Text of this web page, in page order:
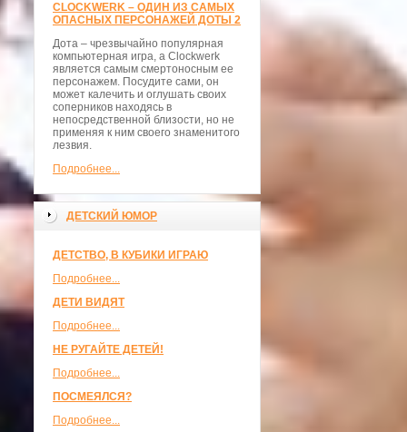
CLOCKWERK – ОДИН ИЗ САМЫХ
ОПАСНЫХ ПЕРСОНАЖЕЙ ДОТЫ 2
Дота – чрезвычайно популярная
компьютерная игра, а Clockwerk
является самым смертоносным ее
персонажем. Посудите сами, он
может калечить и оглушать своих
соперников находясь в
непосредственной близости, но не
применяя к ним своего знаменитого
лезвия.
Подробнее...
ДЕТСКИЙ ЮМОР
ДЕТСТВО, В КУБИКИ ИГРАЮ
Подробнее...
ДЕТИ ВИДЯТ
Подробнее...
НЕ РУГАЙТЕ ДЕТЕЙ!
Подробнее...
ПОСМЕЯЛСЯ?
Подробнее...